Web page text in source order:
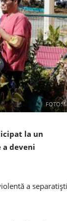
FOTO:
la un
deveni
a